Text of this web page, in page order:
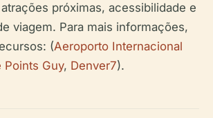
próximas, acessibilidade e
viagem. Para mais informações,
(Aeroporto Internacional
Points Guy, Denver7).